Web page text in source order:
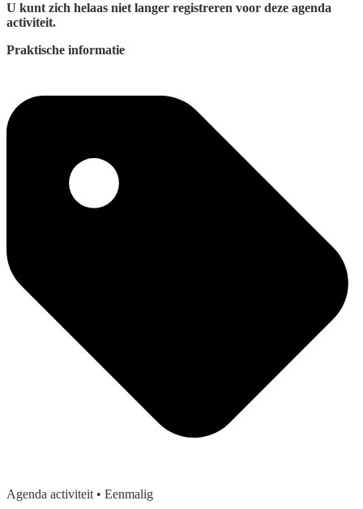
U kunt zich helaas niet langer registreren voor deze agenda
activiteit.
Praktische informatie
Agenda activiteit • Eenmalig